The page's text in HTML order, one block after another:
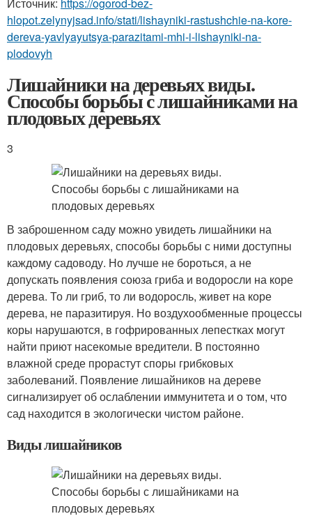
hlopot.zelynyjsad.info/stati/lishayniki-rastushchie-na-kore-
dereva-yavlyayutsya-parazitami-mhi-i-lishayniki-na-
plodovyh
Лишайники на деревьях виды.
Способы борьбы с лишайниками на
плодовых деревьях
3
В заброшенном саду можно увидеть лишайники на
плодовых деревьях, способы борьбы с ними доступны
каждому садоводу. Но лучше не бороться, а не
допускать появления союза гриба и водоросли на коре
дерева. То ли гриб, то ли водоросль, живет на коре
дерева, не паразитируя. Но воздухообменные процессы
коры нарушаются, в гофрированных лепестках могут
найти приют насекомые вредители. В постоянно
влажной среде прорастут споры грибковых
заболеваний. Появление лишайников на дереве
сигнализирует об ослаблении иммунитета и о том, что
сад находится в экологически чистом районе.
Виды лишайников